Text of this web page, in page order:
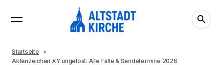
Startseite
Aktenzeichen XY ungelöst: Alle Fälle & Sendetermine 2026